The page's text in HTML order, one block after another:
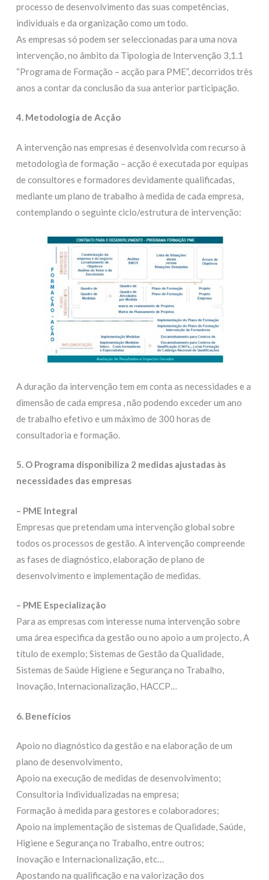
processo de desenvolvimento das suas competências,
individuais e da organização como um todo.
As empresas só podem ser seleccionadas para uma nova
intervenção, no âmbito da Tipologia de Intervenção 3,1.1
“Programa de Formação – acção para PME”, decorridos três
anos a contar da conclusão da sua anterior participação.
4. Metodologia de Acção
A intervenção nas empresas é desenvolvida com recurso à
metodologia de formação – acção é executada por equipas
de consultores e formadores devidamente qualificadas,
mediante um plano de trabalho à medida de cada empresa,
contemplando o seguinte ciclo/estrutura de intervenção:
A duração da intervenção tem em conta as necessidades e a
dimensão de cada empresa , não podendo exceder um ano
de trabalho efetivo e um máximo de 300 horas de
consultadoria e formação.
5. O Programa disponibiliza 2 medidas ajustadas às
necessidades das empresas
– PME Integral
Empresas que pretendam uma intervenção global sobre
todos os processos de gestão. A intervenção compreende
as fases de diagnóstico, elaboração de plano de
desenvolvimento e implementação de medidas.
– PME Especialização
Para as empresas com interesse numa intervenção sobre
uma área especifica da gestão ou no apoio a um projecto, A
título de exemplo; Sistemas de Gestão da Qualidade,
Sistemas de Saúde Higiene e Segurança no Trabalho,
Inovação, Internacionalização, HACCP…
6. Benefícios
Apoio no diagnóstico da gestão e na elaboração de um
plano de desenvolvimento,
Apoio na execução de medidas de desenvolvimento;
Consultoria Individualizadas na empresa;
Formação à medida para gestores e colaboradores;
Apoio na implementação de sistemas de Qualidade, Saúde,
Higiene e Segurança no Trabalho, entre outros;
Inovação e Internacionalização, etc…
Apostando na qualificação e na valorização dos